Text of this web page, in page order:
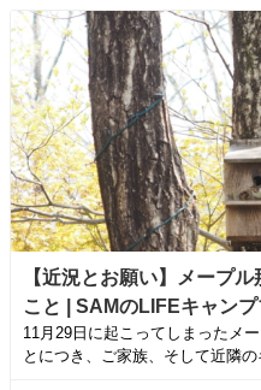
【近況とお願い】メープ
こと | SAMのLIFEキャン
11月29日に起こってしまったメ
とにつき、ご家族、そして近隣